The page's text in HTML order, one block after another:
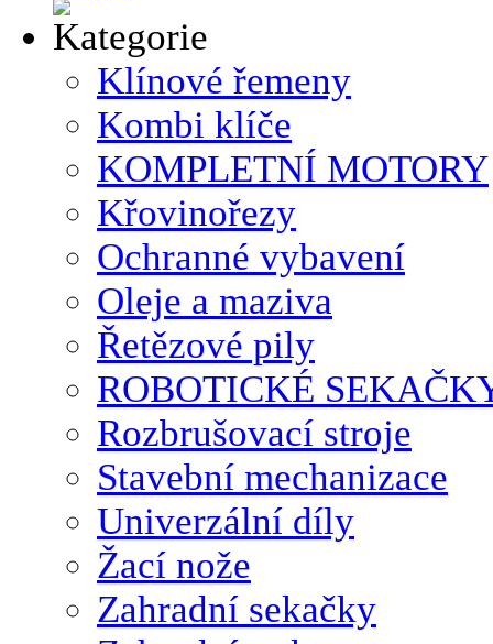
Klínové řemeny
Kombi klíče
KOMPLETNÍ MOTORY
Křovinořezy
Ochranné vybavení
Oleje a maziva
Řetězové pily
ROBOTICKÉ
Rozbrušovací stroje
Stavební mechanizace
Univerzální díly
Žací nože
Zahradní sekačky